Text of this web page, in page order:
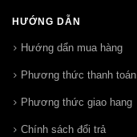
HƯỚNG DẪN
Hướng dẩn mua hàng
Phương thức thanh toán
Phương thức giao hang
Chính sách đổi trả